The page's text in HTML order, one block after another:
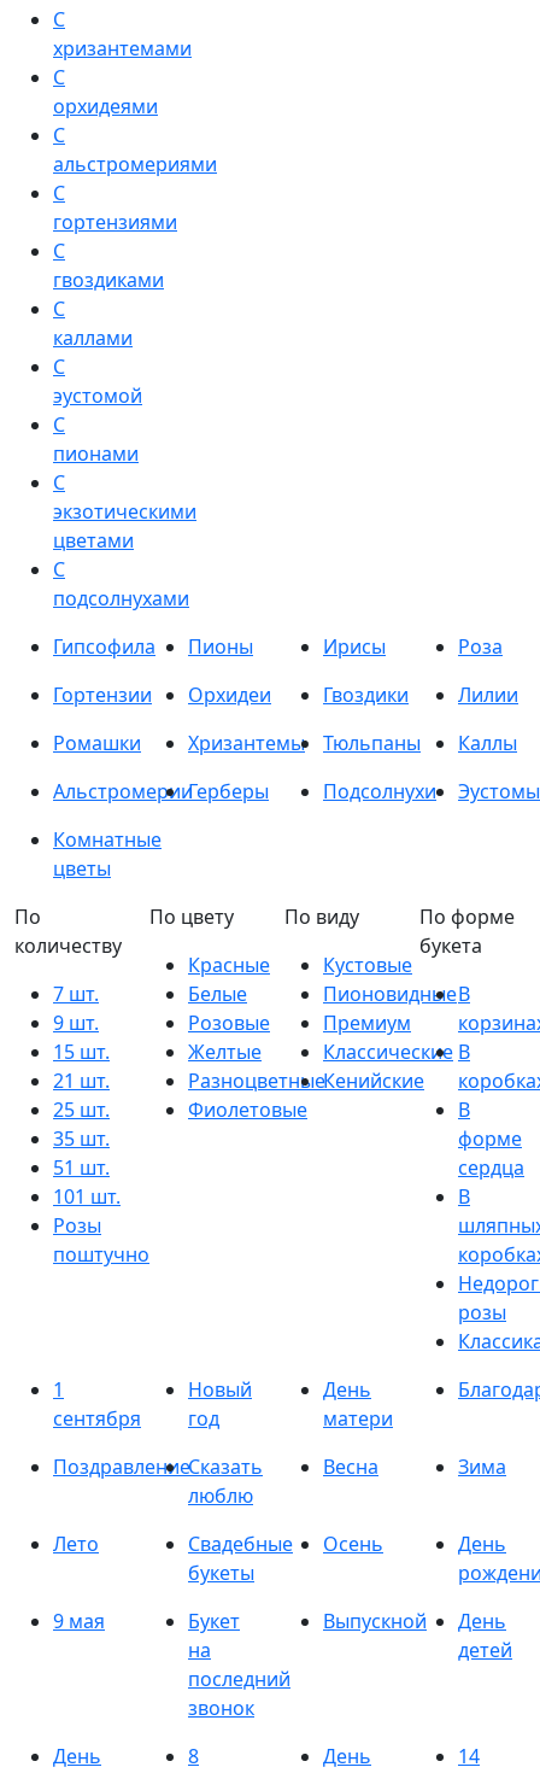
С
хризантемами
С
орхидеями
С
альстромериями
С
гортензиями
С
гвоздиками
С
каллами
С
эустомой
С
пионами
С
экзотическими
цветами
С
подсолнухами
Гипсофила
Пионы Ирисы
Роза
Гортензии
Орхидеи Гвоздики
Лилии
Ромашки
Хризантемы Тюльпаны
Каллы
АльстромерииГерберы Подсолнухи
Эустомы
Комнатные
цветы
По
количеству
7 шт.
9 шт.
15 шт.
21 шт.
25 шт.
35 шт.
51 шт.
101 шт.
Розы
поштучно
По цвету
Красные
Белые
Розовые
Желтые
Разноцветные
Фиолетовые
По виду
Кустовые
Пионовидные
Премиум
Классические
Кенийские
По форме
букета
В
В
В
форме
сердца
В
розы
1
сентября
Новый
год
День
матери
ПоздравлениеСказать
люблю
Весна Зима
Лето
Свадебные
букеты
Осень
День
9 мая
Букет
на
последний
звонок
Выпускной
День
детей
День
8
День
14